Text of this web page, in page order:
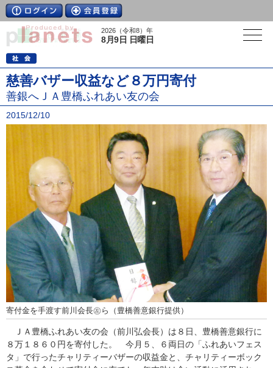
2026（令和8）年
8月9日 日曜日
慈善バザー収益など８万円寄付
善銀へＪＡ豊橋ふれあい友の会
2015/12/10
寄付金を手渡す前川会長㊧ら（豊橋善意銀行提供）
ＪＡ豊橋ふれあい友の会（前川弘会長）は８日、豊橋善意銀行に
８万１８６０円を寄付した。 今月５、６両日の「ふれあいフェス
タ」で行ったチャリティーバザーの収益金と、チャリティーボック